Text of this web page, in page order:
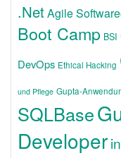
.NetAgile
Boot Camp BSI
DevOps Ethical Hacking
und Pflege Gupta-
SQLBase
Developer